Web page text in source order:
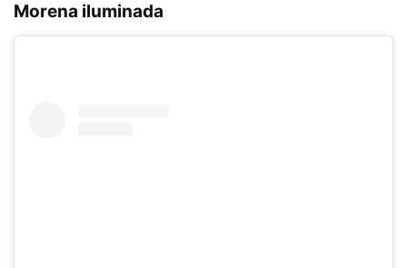
Morena iluminada